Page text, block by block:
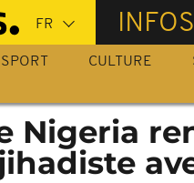
INFOS
SPORT CULTURE
Nigeria